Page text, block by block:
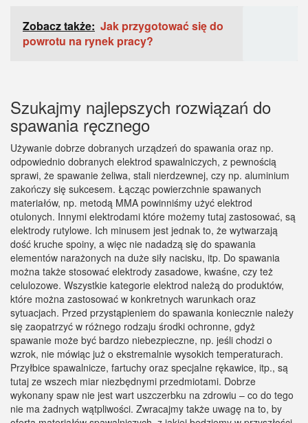
Zobacz także: Jak przygotować się do
powrotu na rynek pracy?
Szukajmy najlepszych rozwiązań do
spawania ręcznego
Używanie dobrze dobranych urządzeń do spawania oraz np.
odpowiednio dobranych elektrod spawalniczych, z pewnością
sprawi, że spawanie żeliwa, stali nierdzewnej, czy np. aluminium
zakończy się sukcesem. Łącząc powierzchnie spawanych
materiałów, np. metodą MMA powinniśmy użyć elektrod
otulonych. Innymi elektrodami które możemy tutaj zastosować, są
elektrody rutylowe. Ich minusem jest jednak to, że wytwarzają
dość kruche spoiny, a więc nie nadadzą się do spawania
elementów narażonych na duże siły nacisku, itp. Do spawania
można także stosować elektrody zasadowe, kwaśne, czy też
celulozowe. Wszystkie kategorie elektrod należą do produktów,
które można zastosować w konkretnych warunkach oraz
sytuacjach. Przed przystąpieniem do spawania koniecznie należy
się zaopatrzyć w różnego rodzaju środki ochronne, gdyż
spawanie może być bardzo niebezpieczne, np. jeśli chodzi o
wzrok, nie mówiąc już o ekstremalnie wysokich temperaturach.
Przyłbice spawalnicze, fartuchy oraz specjalne rękawice, itp., są
tutaj ze wszech miar niezbędnymi przedmiotami. Dobrze
wykonany spaw nie jest wart uszczerbku na zdrowiu – co do tego
nie ma żadnych wątpliwości. Zwracajmy także uwagę na to, by